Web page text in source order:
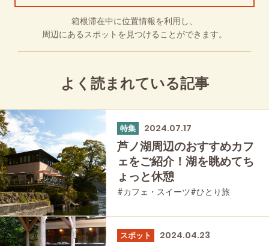
箱根滞在中に位置情報を利用し、
周辺にあるスポットを見つけることができます。
よく読まれている記事
特集 2024.07.17
芦ノ湖周辺のおすすめカフ
ェをご紹介！湖を眺めてち
ょっと休憩
#カフェ・スイーツ#ひとり旅
スポット 2024.04.23